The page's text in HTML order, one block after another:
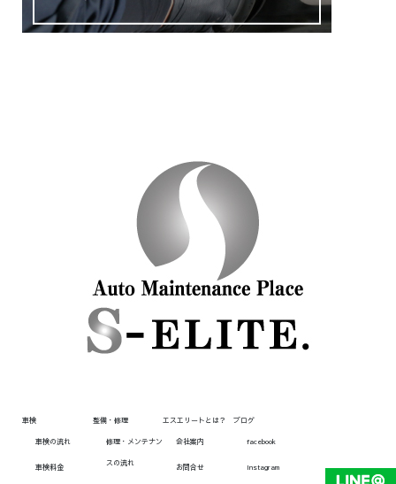
車検
車検の流れ
車検料金
整備・修理
修理・メンテナン
スの流れ
エスエリートとは？
会社案内
お問合せ
ブログ
facebook
Instagram